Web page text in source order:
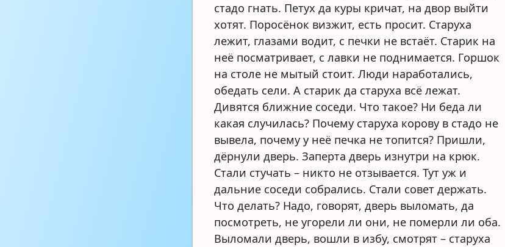
стадо гнать. Петух да куры кричат, на двор выйти
хотят. Поросёнок визжит, есть просит. Старуха
лежит, глазами водит, с печки не встаёт. Старик на
неё посматривает, с лавки не поднимается. Горшок
на столе не мытый стоит. Люди наработались,
обедать сели. А старик да старуха всё лежат.
Дивятся ближние соседи. Что такое? Ни беда ли
какая случилась? Почему старуха корову в стадо не
вывела, почему у неё печка не топится? Пришли,
дёрнули дверь. Заперта дверь изнутри на крюк.
Стали стучать – никто не отзывается. Тут уж и
дальние соседи собрались. Стали совет держать.
Что делать? Надо, говорят, дверь выломать, да
посмотреть, не угорели ли они, не померли ли оба.
Выломали дверь, вошли в избу, смотрят – старуха